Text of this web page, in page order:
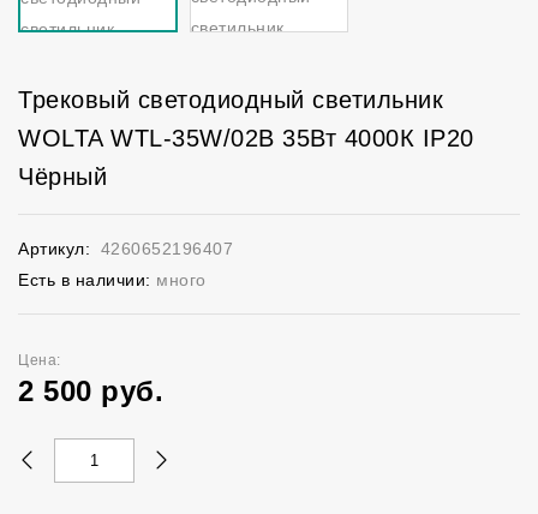
Трековый светодиодный светильник
WOLTA WTL-35W/02B 35Вт 4000К IP20
Чёрный
Артикул:
4260652196407
Есть в наличии: много
Цена:
2 500 руб.